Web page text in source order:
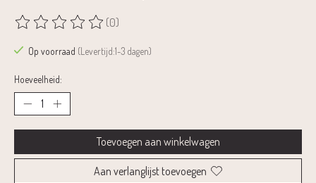
De beoordeling van dit product is
(0)
Op voorraad (Levertijd:1-3 dagen)
Hoeveelheid:
Toevoegen aan winkelwagen
Aan verlanglijst toevoegen